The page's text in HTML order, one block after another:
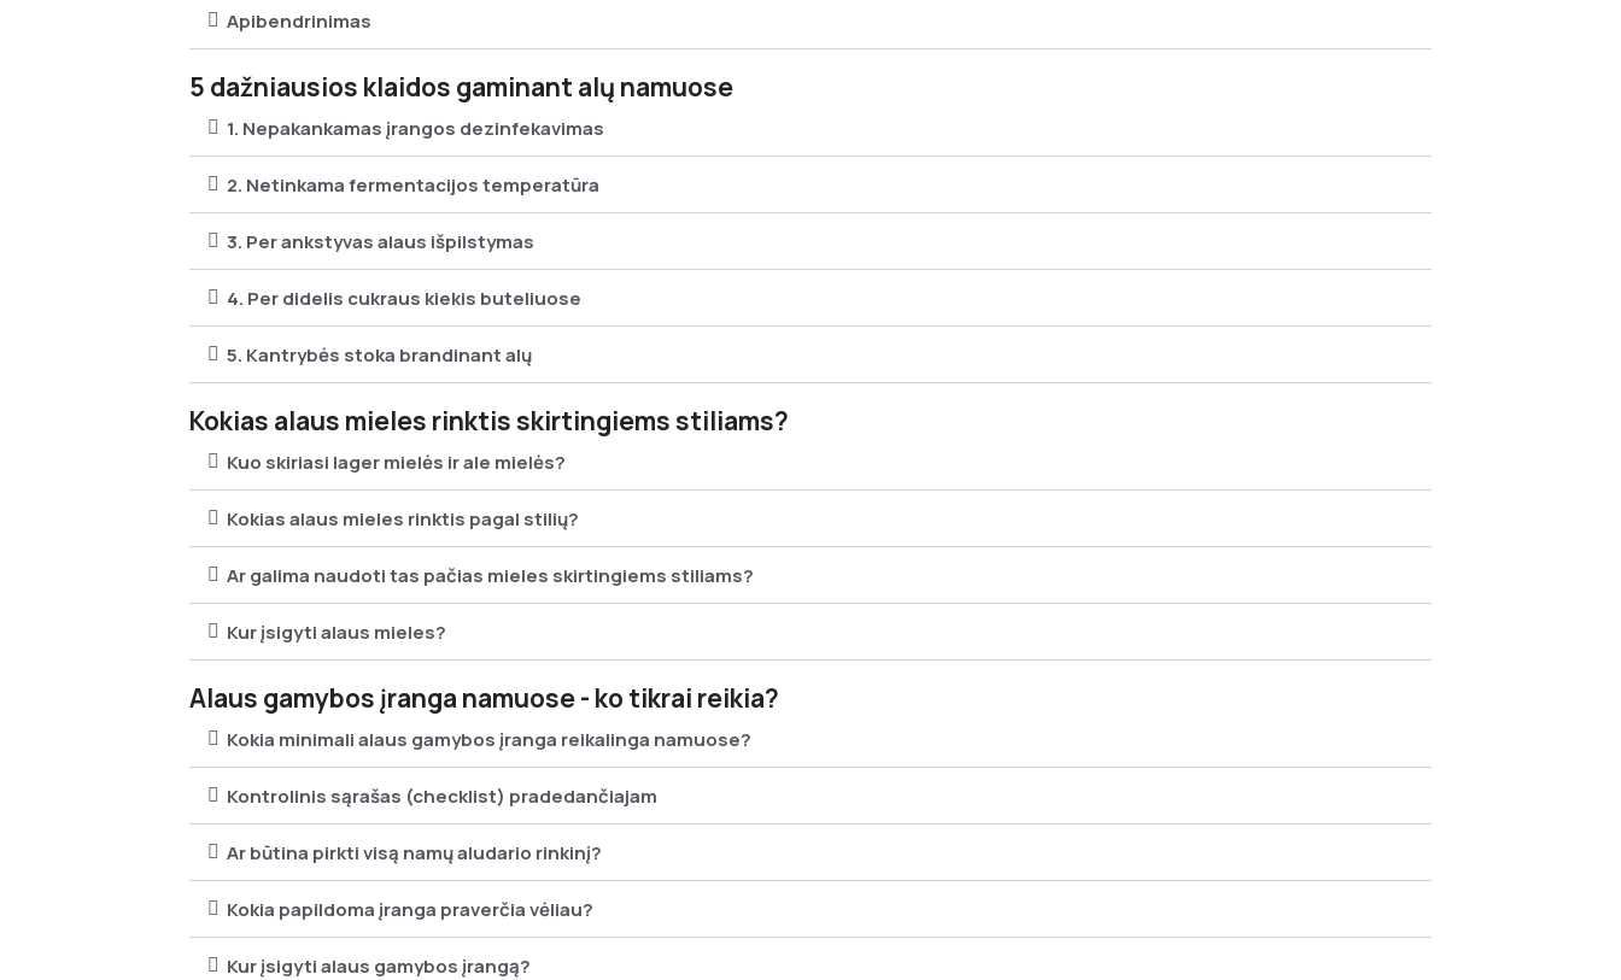
Apibendrinimas
5 dažniausios klaidos gaminant alų namuose
1. Nepakankamas įrangos dezinfekavimas
2. Netinkama fermentacijos temperatūra
3. Per ankstyvas alaus išpilstymas
4. Per didelis cukraus kiekis buteliuose
5. Kantrybės stoka brandinant alų
Kokias alaus mieles rinktis skirtingiems stiliams?
Kuo skiriasi lager mielės ir ale mielės?
Kokias alaus mieles rinktis pagal stilių?
Ar galima naudoti tas pačias mieles skirtingiems stiliams?
Kur įsigyti alaus mieles?
Alaus gamybos įranga namuose - ko tikrai reikia?
Kokia minimali alaus gamybos įranga reikalinga namuose?
Kontrolinis sąrašas (checklist) pradedančiajam
Ar būtina pirkti visą namų aludario rinkinį?
Kokia papildoma įranga praverčia vėliau?
Kur įsigyti alaus gamybos įrangą?